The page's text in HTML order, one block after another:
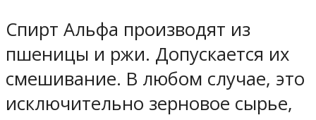
Спирт Альфа производят из
пшеницы и ржи. Допускается их
смешивание. В любом случае, это
исключительно зерновое сырье,